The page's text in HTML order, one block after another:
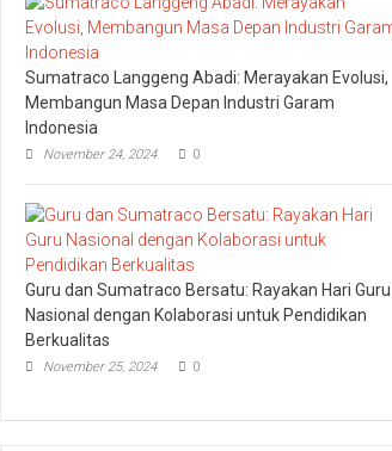
Sumatraco Langgeng Abadi: Merayakan Evolusi,
Membangun Masa Depan Industri Garam
Indonesia
November 24, 2024 0
Guru dan Sumatraco Bersatu: Rayakan Hari Guru
Nasional dengan Kolaborasi untuk Pendidikan
Berkualitas
November 25, 2024 0